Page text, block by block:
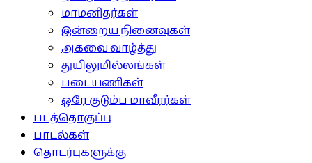
மாமனிதர்கள்
இன்றைய நினைவுகள்
அகவை வாழ்த்து
துயிலுமில்லங்கள்
படையணிகள்
ஒரே குடும்ப மாவீரர்கள்
படத்தொகுப்பு
பாடல்கள்
தொடர்புகளுக்கு